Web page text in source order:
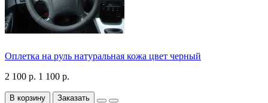
Оплетка на руль натуральная кожа цвет черный
2 100 р. 1 100 р.
В корзину Заказать